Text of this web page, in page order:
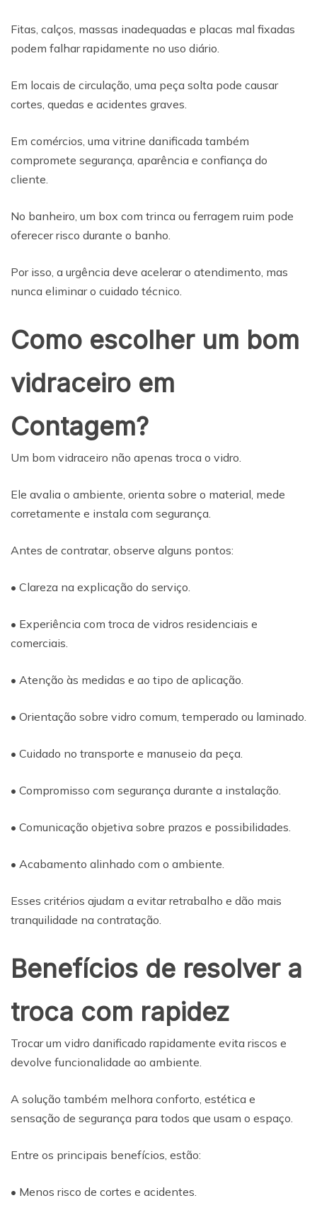
Fitas, calços, massas inadequadas e placas mal fixadas
podem falhar rapidamente no uso diário.
Em locais de circulação, uma peça solta pode causar
cortes, quedas e acidentes graves.
Em comércios, uma vitrine danificada também
compromete segurança, aparência e confiança do
cliente.
No banheiro, um box com trinca ou ferragem ruim pode
oferecer risco durante o banho.
Por isso, a urgência deve acelerar o atendimento, mas
nunca eliminar o cuidado técnico.
Como escolher um bom
vidraceiro em
Contagem?
Um bom vidraceiro não apenas troca o vidro.
Ele avalia o ambiente, orienta sobre o material, mede
corretamente e instala com segurança.
Antes de contratar, observe alguns pontos:
• Clareza na explicação do serviço.
• Experiência com troca de vidros residenciais e
comerciais.
• Atenção às medidas e ao tipo de aplicação.
• Orientação sobre vidro comum, temperado ou laminado.
• Cuidado no transporte e manuseio da peça.
• Compromisso com segurança durante a instalação.
• Comunicação objetiva sobre prazos e possibilidades.
• Acabamento alinhado com o ambiente.
Esses critérios ajudam a evitar retrabalho e dão mais
tranquilidade na contratação.
Benefícios de resolver a
troca com rapidez
Trocar um vidro danificado rapidamente evita riscos e
devolve funcionalidade ao ambiente.
A solução também melhora conforto, estética e
sensação de segurança para todos que usam o espaço.
Entre os principais benefícios, estão:
• Menos risco de cortes e acidentes.